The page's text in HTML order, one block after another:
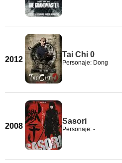
2012
Tai Chi 0
Personaje: Dong
2008
Sasori
Personaje: -